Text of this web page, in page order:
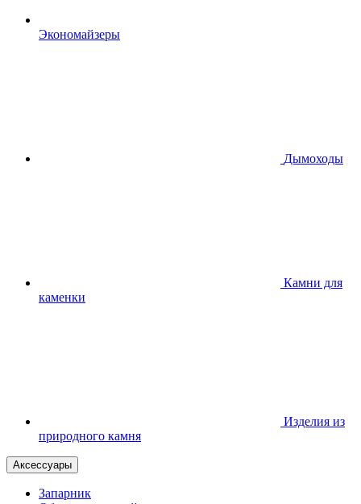
Экономайзеры
Дымоходы
Камни для
каменки
Изделия из
природного камня
Аксессуары
Запарник